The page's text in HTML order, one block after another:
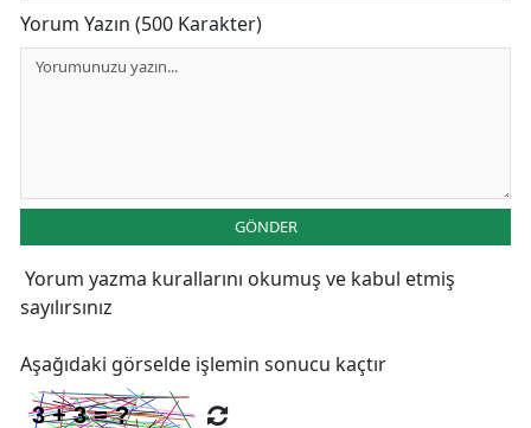
Yorum Yazın (500 Karakter)
GÖNDER
Yorum yazma kurallarını okumuş ve kabul etmiş
sayılırsınız
Aşağıdaki görselde işlemin sonucu kaçtır